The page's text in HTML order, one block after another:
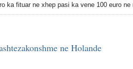
ka fituar ne xhep pasi ka vene 100 euro
ne Holande